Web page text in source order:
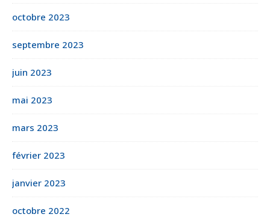
octobre 2023
septembre 2023
juin 2023
mai 2023
mars 2023
février 2023
janvier 2023
octobre 2022